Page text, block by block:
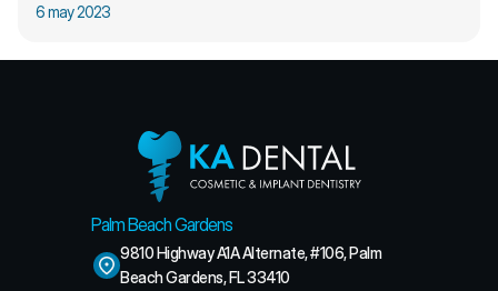
6 may 2023
Palm Beach Gardens
9810 Highway A1A Alternate, #106, Palm
Beach Gardens, FL 33410